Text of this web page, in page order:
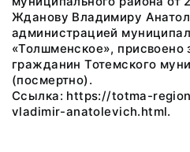
Жданову Владимиру
администрацией
«Толшменское», присвоено
гражданин Тотемского
(посмертно).
Ссылка: https://totma-
vladimir-anatolevich.html.